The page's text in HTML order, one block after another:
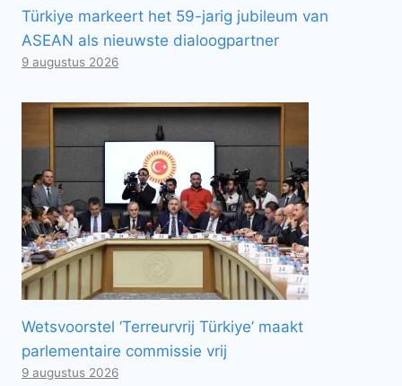
Türkiye markeert het 59-jarig jubileum van
ASEAN als nieuwste dialoogpartner
9 augustus 2026
Wetsvoorstel ‘Terreurvrij Türkiye’ maakt
parlementaire commissie vrij
9 augustus 2026